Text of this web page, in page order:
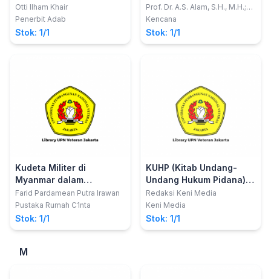
Presiden Nomor 12 Tahun
2021 Tentang Perubahan
Atas Peraturan Presiden
Nomor 16 Tahun 2018
Otti Ilham Khair
Penerbit Adab
Stok: 1/1
Prof. Dr. A.S. Alam, S.H., M.H.;
Dr. Amir Ilyas, S.H., M.H.
Kencana
Stok: 1/1
Kudeta Militer di
Myanmar dalam
Perspektif Hukum
Internasional
Farid Pardamean Putra Irawan
Pustaka Rumah C1nta
Stok: 1/1
KUHP (Kitab Undang-
Undang Hukum Pidana)
cetakan ke-2
Redaksi Keni Media
Keni Media
Stok: 1/1
M